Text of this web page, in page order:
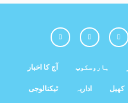
آج کا اخبار ہاروسکوپ
ٹیکنالوجی اداریہ کھیل